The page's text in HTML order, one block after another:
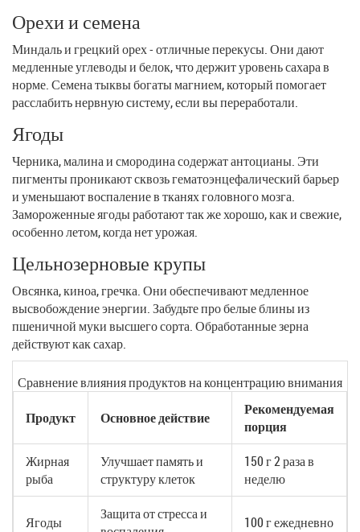
Орехи и семена
Миндаль и грецкий орех - отличные перекусы. Они дают
медленные углеводы и белок, что держит уровень сахара в
норме. Семена тыквы богаты магнием, который помогает
расслабить нервную систему, если вы переработали.
Ягоды
Черника, малина и смородина содержат антоцианы. Эти
пигменты проникают сквозь гематоэнцефалический барьер
и уменьшают воспаление в тканях головного мозга.
Замороженные ягоды работают так же хорошо, как и свежие,
особенно летом, когда нет урожая.
Цельнозерновые крупы
Овсянка, киноа, гречка. Они обеспечивают медленное
высвобождение энергии. Забудьте про белые блины из
пшеничной муки высшего сорта. Обработанные зерна
действуют как сахар.
Сравнение влияния продуктов на концентрацию внимания
Продукт
Основное действие
Рекомендуемая
порция
Жирная
рыба
Улучшает память и
структуру клеток
150 г 2 раза в
неделю
Ягоды
Защита от стресса и
100 г ежедневно